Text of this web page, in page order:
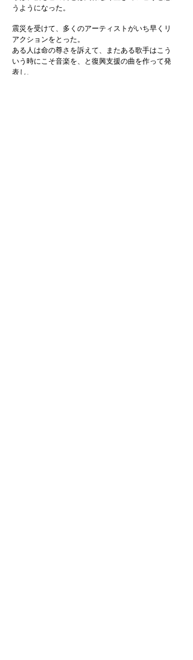
うようになった。
震災を受けて、多くのアーティストがいち早くリ
アクションをとった。
ある人は命の尊さを訴えて、またある歌手はこう
いう時にこそ音楽を、と復興支援の曲を作って発
表し、